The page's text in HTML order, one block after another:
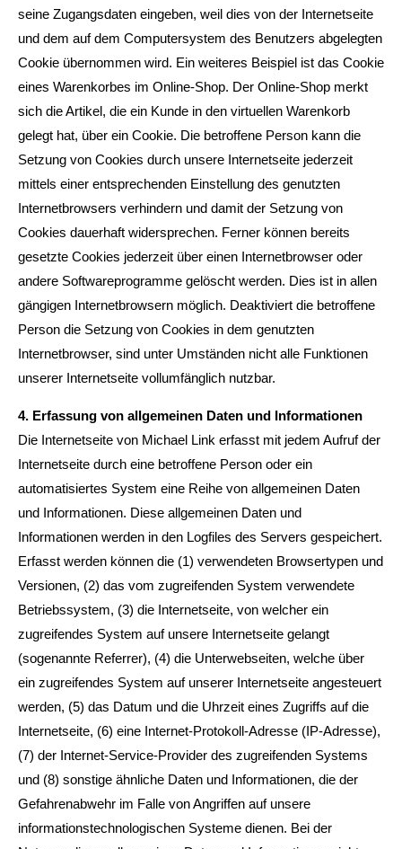
seine Zugangsdaten eingeben, weil dies von der Internetseite
und dem auf dem Computersystem des Benutzers abgelegten
Cookie übernommen wird. Ein weiteres Beispiel ist das Cookie
eines Warenkorbes im Online-Shop. Der Online-Shop merkt
sich die Artikel, die ein Kunde in den virtuellen Warenkorb
gelegt hat, über ein Cookie. Die betroffene Person kann die
Setzung von Cookies durch unsere Internetseite jederzeit
mittels einer entsprechenden Einstellung des genutzten
Internetbrowsers verhindern und damit der Setzung von
Cookies dauerhaft widersprechen. Ferner können bereits
gesetzte Cookies jederzeit über einen Internetbrowser oder
andere Softwareprogramme gelöscht werden. Dies ist in allen
gängigen Internetbrowsern möglich. Deaktiviert die betroffene
Person die Setzung von Cookies in dem genutzten
Internetbrowser, sind unter Umständen nicht alle Funktionen
unserer Internetseite vollumfänglich nutzbar.
4. Erfassung von allgemeinen Daten und Informationen
Die Internetseite von Michael Link erfasst mit jedem Aufruf der
Internetseite durch eine betroffene Person oder ein
automatisiertes System eine Reihe von allgemeinen Daten
und Informationen. Diese allgemeinen Daten und
Informationen werden in den Logfiles des Servers gespeichert.
Erfasst werden können die (1) verwendeten Browsertypen und
Versionen, (2) das vom zugreifenden System verwendete
Betriebssystem, (3) die Internetseite, von welcher ein
zugreifendes System auf unsere Internetseite gelangt
(sogenannte Referrer), (4) die Unterwebseiten, welche über
ein zugreifendes System auf unserer Internetseite angesteuert
werden, (5) das Datum und die Uhrzeit eines Zugriffs auf die
Internetseite, (6) eine Internet-Protokoll-Adresse (IP-Adresse),
(7) der Internet-Service-Provider des zugreifenden Systems
und (8) sonstige ähnliche Daten und Informationen, die der
Gefahrenabwehr im Falle von Angriffen auf unsere
informationstechnologischen Systeme dienen. Bei der